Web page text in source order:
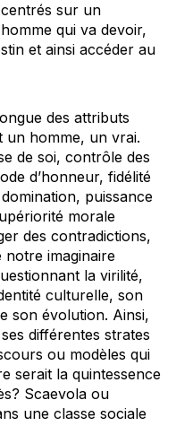
sur un
qui va devoir,
et ainsi accéder au
des attributs
un homme, un vrai.
de soi, contrôle des
d’honneur, fidélité
puissance
morale
des contradictions,
notre imaginaire
la virilité,
culturelle, son
son évolution. Ainsi,
différentes strates
ou modèles qui
serait la quintessence
Scaevola ou
une classe sociale